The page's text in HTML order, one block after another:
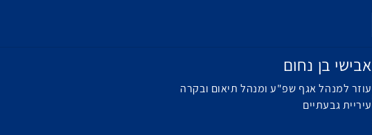
אבישי בן נחום
עוזר למנהל אגף שפ"ע ומנהל תיאום ובקרה
עיריית גבעתיים